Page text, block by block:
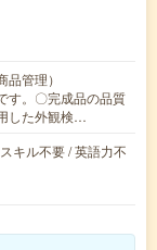
管理）
す。〇完成品の品質
した外観検…
キル不要 / 英語力不